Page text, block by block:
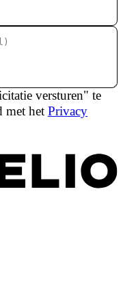
versturen" te
met het Privacy